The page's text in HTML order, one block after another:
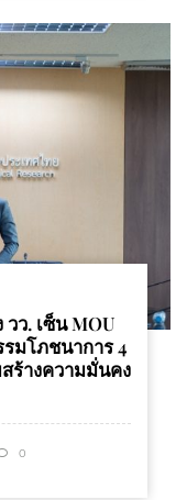
ว. เซ็น MOU
มโภชนาการ 4
ร้างความมั่นคง
0